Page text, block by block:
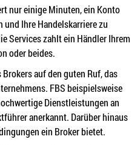
nur einige Minuten, ein Konto
Ihre Handelskarriere zu
Services zahlt ein Händler Ihrem
oder beides.
auf den guten Ruf, das
FBS beispielsweise
Dienstleistungen an
anerkannt. Darüber hinaus
ein Broker bietet.